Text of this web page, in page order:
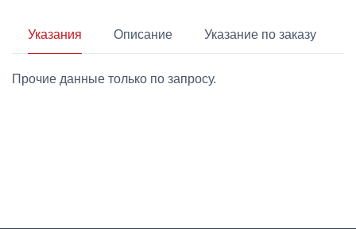
Указания Описание Указание по заказу
Прочие данные только по запросу.